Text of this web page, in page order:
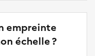
empreinte
échelle ?